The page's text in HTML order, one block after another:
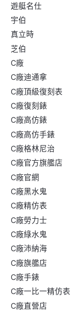
遊艇名仕
宇伯
真立時
芝伯
C廠
C廠迪通拿
C廠頂級復刻表
C廠復刻錶
C廠高仿錶
C廠高仿手錶
C廠格林尼治
C廠官方旗艦店
C廠官網
C廠黑水鬼
C廠精仿表
C廠勞力士
C廠綠水鬼
C廠沛納海
C廠旗艦店
C廠手錶
C廠一比一精仿表
C廠直營店